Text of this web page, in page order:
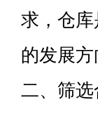
求，仓
的发展
二、筛